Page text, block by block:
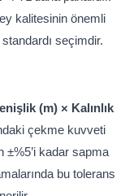
kalitesinin önemli
seçimdir.
(m) × Kalınlık
çekme kuvveti
±%5’i kadar sapma
bu tolerans